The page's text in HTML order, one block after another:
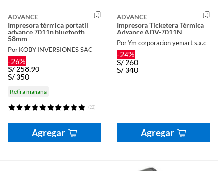
ADVANCE
Impresora térmica portatil
advance 7011n bluetooth
58mm
Por KOBY INVERSIONES SAC
-26%
S/258.90
S/ 350
Retira mañana
(22)
Agregar
ADVANCE
Impresora Ticketera Térmica
Advance ADV-7011N
Por Ym corporacion yemart s.a.c
-24%
S/260
S/ 340
Agregar